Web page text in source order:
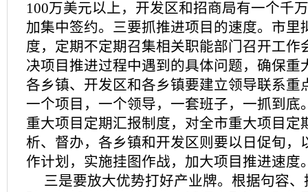
100万美元以上，开发区和招商局有一个千
加集中签约。三要抓推进项目的速度。市里
度，定期不定期召集相关职能部门召开工作
决项目推进过程中遇到的具体问题，确保重
各乡镇、开发区和各乡镇要建立领导联系重
一个项目，一个领导，一套班子，一抓到底
重大项目定期汇报制度，对全市重大项目定
析、督办，各乡镇和开发区则要以日促旬，
作计划，实施挂图作战，加大项目推进速度
三是要放大优势打好产业牌。根据句容